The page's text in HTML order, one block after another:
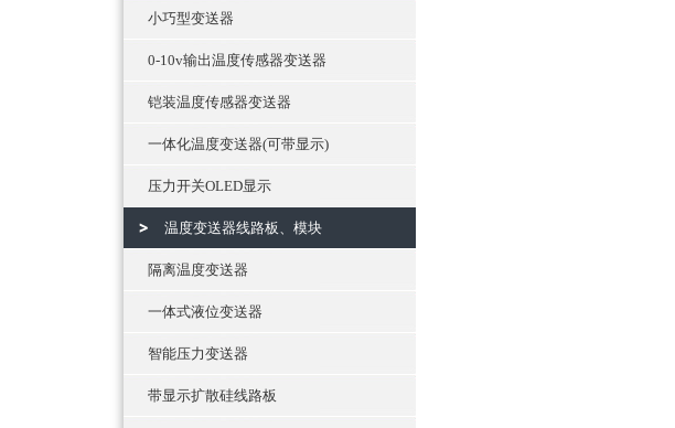
小巧型变送器
0-10v输出温度传感器变送器
铠装温度传感器变送器
一体化温度变送器(可带显示)
压力开关OLED显示
温度变送器线路板、模块
隔离温度变送器
一体式液位变送器
智能压力变送器
带显示扩散硅线路板